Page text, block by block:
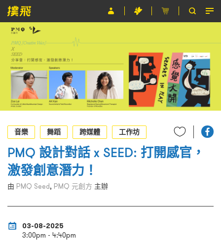
節目
主辦單位
關於撲飛
條款及細則
EN
音樂
舞蹈 跨媒體 工作坊
PMQ 設計對話 x SEED: 打開感官，
激發創意潛力！
由 PMQ Seed, PMQ 元創方 主辦
03-08-2025
3:00pm - 4:40pm